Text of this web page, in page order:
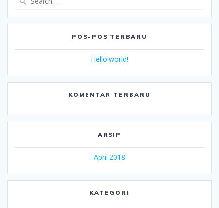
POS-POS TERBARU
Hello world!
KOMENTAR TERBARU
ARSIP
April 2018
KATEGORI